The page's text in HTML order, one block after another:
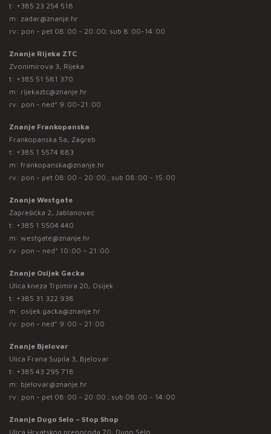
t: +385 23 254 518
m: zadar@znanje.hr
rv: pon - pet 08:00 - 20:00; sub 8:00-14:00
Znanje Rijeka ZTC
Zvonimirova 3, Rijeka
t: +385 51 581 370
m: rijekaztc@znanje.hr
rv: pon - ned* 9:00-21:00
Znanje Frankopanska
Frankopanska 5a, Zagreb
t: +385 1 5574 883
m: frankopanska@znanje.hr
rv: pon - pet 08:00 - 20:00 ; sub 08:00 - 15:00
Znanje Westgate
Zaprešićka 2, Jablanovec
t: +385 1 5504 440
m: westgate@znanje.hr
rv: pon – ned* 10:00 – 21:00
Znanje Osijek Gacka
Ulica kneza Trpimira 20, Osijek
t: +385 31 322 938
m: osijek.gacka@znanje.hr
rv: pon - ned* 9:00 - 21:00
Znanje Bjelovar
Ulica Frana Supila 3, Bjelovar
t: +385 43 295 718
m: bjelovar@znanje.hr
rv: pon - pet 08:00 - 20:00 ; sub 08:00 - 14:00
Znanje Dugo Selo – Stop Shop
Ulica Hrvatskog preporoda 70, Dugo Selo